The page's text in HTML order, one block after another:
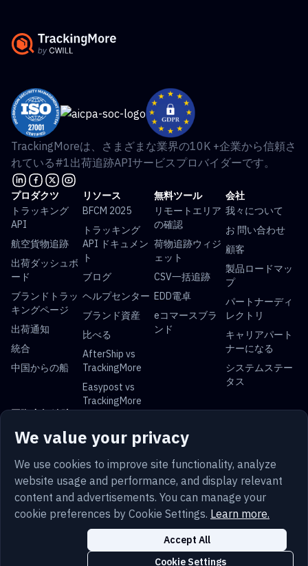
We value your privacy
We use cookies to improve site functionality, analyze
website usage and performance, and display relevant
content and advertisements. You can manage your
cookie preferences by Cookie Settings. Learn more.
Cookie Settings
Accept All
TrackingMoreは、さまざまな業界の10K +企業から信頼さ
れている#1出荷追跡APIサービスプロバイダーです。
プロダクツ
トラッキング
API
航空貨物追跡
出荷ダッシュボ
ード
ブランドトラッ
キングページ
出荷通知
統合
中国からの船
リソース
BFCM 2025
トラッキング
API ドキュメン
ト
ブログ
ヘルプセンター
ブランド資産
比べる
AfterShip vs
TrackingMore
Easypost vs
TrackingMore
無料ツール
リモートエリア
の確認
荷物追跡ウィジ
ェット
CSV一括追跡
EDD電卓
eコマースブラ
ンド
会社
我々について
お 問い合わせ
顧客
製品ロードマッ
プ
パートナーディ
レクトリ
キャリアパート
ナーになる
システムステー
タス
国際小包 追跡
USPS 追跡
UPS 追跡 FedEx 追跡
トラッキング
跡
追跡
サイトマップ
Trust
クッキー
クッキー設定